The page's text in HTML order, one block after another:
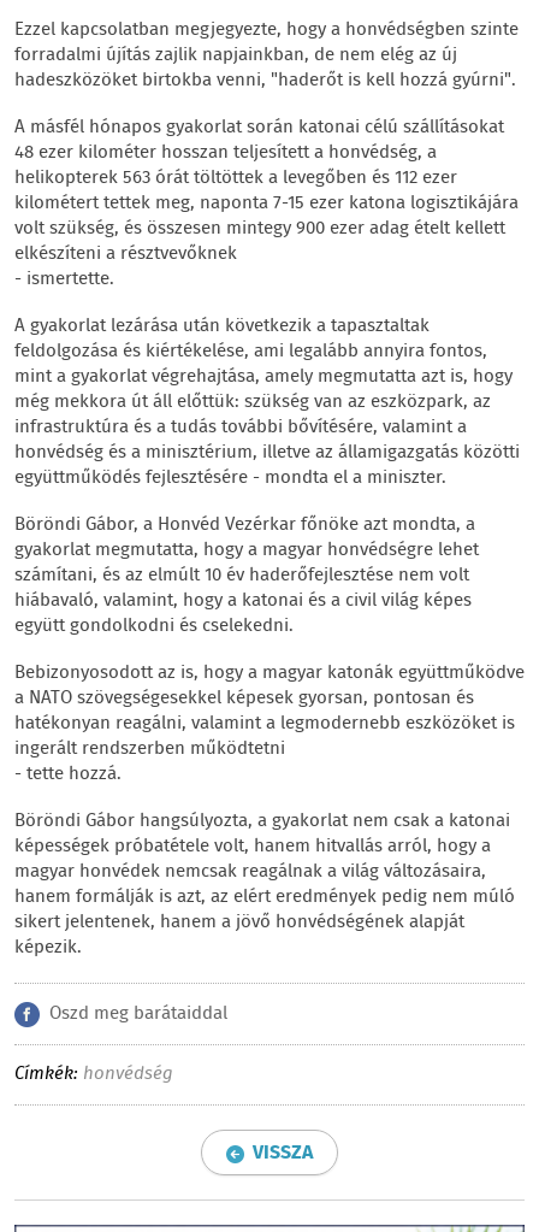
Ezzel kapcsolatban megjegyezte, hogy a honvédségben szinte
forradalmi újítás zajlik napjainkban, de nem elég az új
hadeszközöket birtokba venni, "haderőt is kell hozzá gyúrni".
A másfél hónapos gyakorlat során katonai célú szállításokat
48 ezer kilométer hosszan teljesített a honvédség, a
helikopterek 563 órát töltöttek a levegőben és 112 ezer
kilométert tettek meg, naponta 7-15 ezer katona logisztikájára
volt szükség, és összesen mintegy 900 ezer adag ételt kellett
elkészíteni a résztvevőknek
- ismertette.
A gyakorlat lezárása után következik a tapasztaltak
feldolgozása és kiértékelése, ami legalább annyira fontos,
mint a gyakorlat végrehajtása, amely megmutatta azt is, hogy
még mekkora út áll előttük: szükség van az eszközpark, az
infrastruktúra és a tudás további bővítésére, valamint a
honvédség és a minisztérium, illetve az államigazgatás közötti
együttműködés fejlesztésére - mondta el a miniszter.
Böröndi Gábor, a Honvéd Vezérkar főnöke azt mondta, a
gyakorlat megmutatta, hogy a magyar honvédségre lehet
számítani, és az elmúlt 10 év haderőfejlesztése nem volt
hiábavaló, valamint, hogy a katonai és a civil világ képes
együtt gondolkodni és cselekedni.
Bebizonyosodott az is, hogy a magyar katonák együttműködve
a NATO szövegségesekkel képesek gyorsan, pontosan és
hatékonyan reagálni, valamint a legmodernebb eszközöket is
ingerált rendszerben működtetni
- tette hozzá.
Böröndi Gábor hangsúlyozta, a gyakorlat nem csak a katonai
képességek próbatétele volt, hanem hitvallás arról, hogy a
magyar honvédek nemcsak reagálnak a világ változásaira,
hanem formálják is azt, az elért eredmények pedig nem múló
sikert jelentenek, hanem a jövő honvédségének alapját
képezik.
Oszd meg barátaiddal
Címkék: honvédség
VISSZA